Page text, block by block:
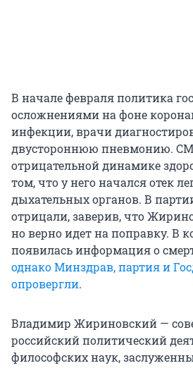
В начале февраля политика
осложнениями на фоне
инфекции, врачи
двустороннюю пневмонию.
отрицательной динамике
том, что у него начался отек
дыхательных органов. В
отрицали, заверив, что
но верно идет на поправку. В
появилась информация о
однако Минздрав, партия и
опровергли.
Владимир Жириновский —
российский политический
философских наук,